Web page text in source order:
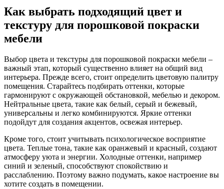
Как выбрать подходящий цвет и
текстуру для порошковой покраски
мебели
Выбор цвета и текстуры для порошковой покраски мебели –
важный этап, который существенно влияет на общий вид
интерьера. Прежде всего, стоит определить цветовую палитру
помещения. Старайтесь подбирать оттенки, которые
гармонируют с окружающей обстановкой, мебелью и декором.
Нейтральные цвета, такие как белый, серый и бежевый,
универсальны и легко комбинируются. Яркие оттенки
подойдут для создания акцентов, освежая интерьер.
Кроме того, стоит учитывать психологическое восприятие
цвета. Теплые тона, такие как оранжевый и красный, создают
атмосферу уюта и энергии. Холодные оттенки, например
синий и зеленый, способствуют спокойствию и
расслаблению. Поэтому важно подумать, какое настроение вы
хотите создать в помещении.